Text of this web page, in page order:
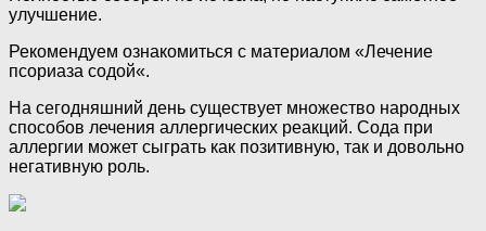
улучшение.
Рекомендуем ознакомиться с материалом «Лечение
псориаза содой«.
На сегодняшний день существует множество народных
способов лечения аллергических реакций. Сода при
аллергии может сыграть как позитивную, так и довольно
негативную роль.